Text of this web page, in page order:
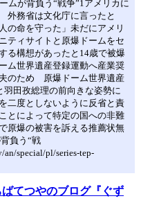
ムが背負う“戦争”1アメリカに
務省は文化庁に言ったと
の命を守った」未だにアメリ
ティサイトと原爆ドームをセ
る構想があったと14歳で被爆
ム世界遺産登録運動へ産業奨
のため 原爆ドーム世界遺産
羽田孜総理の前向きな姿勢に
二度としないように反省と責
とによって特定の国への非難
原爆の被害を訴える推薦状無
負う“戦
special/pl/series-tep-
ばてつやのブログ『ぐず